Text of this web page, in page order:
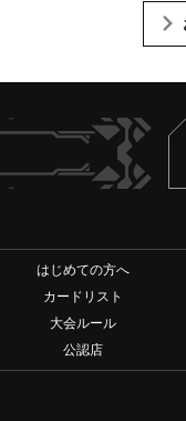
はじめての方へ
カードリスト
大会ルール
公認店